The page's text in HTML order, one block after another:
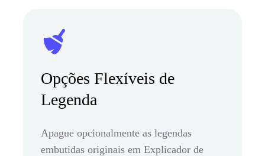
Opções Flexíveis de
Legenda
Apague opcionalmente as legendas
embutidas originais em Explicador de